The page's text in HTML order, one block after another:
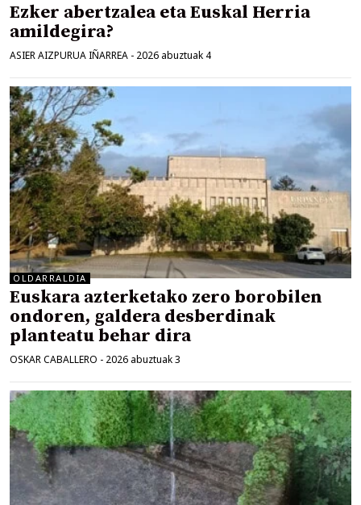
Ezker abertzalea eta Euskal Herria
amildegira?
ASIER AIZPURUA IÑARREA - 2026 abuztuak 4
OLDARRALDIA
Euskara azterketako zero borobilen
ondoren, galdera desberdinak
planteatu behar dira
OSKAR CABALLERO - 2026 abuztuak 3